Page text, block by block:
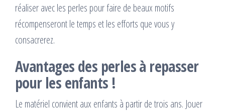
réaliser avec les perles pour faire de beaux motifs
récompenseront le temps et les efforts que vous y
consacrerez.
Avantages des perles à repasser
pour les enfants !
Le matériel convient aux enfants à partir de trois ans. Jouer